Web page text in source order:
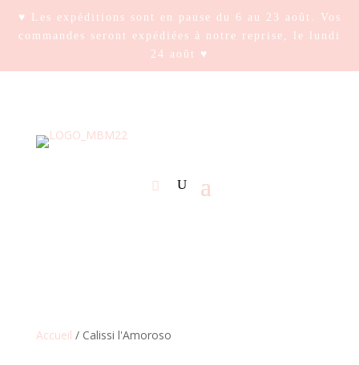
♥ Les expéditions sont en pause du 6 au 23 août. Vos
commandes seront expédiées à notre reprise, le lundi
24 août ♥
Accueil / Calissi l'Amoroso